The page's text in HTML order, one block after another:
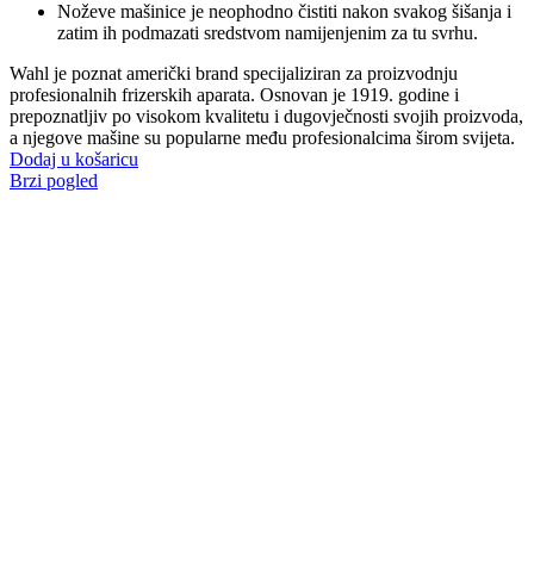
Noževe mašinice je neophodno čistiti nakon svakog šišanja i
zatim ih podmazati sredstvom namijenjenim za tu svrhu.
Wahl je poznat američki brand specijaliziran za proizvodnju
profesionalnih frizerskih aparata. Osnovan je 1919. godine i
prepoznatljiv po visokom kvalitetu i dugovječnosti svojih proizvoda,
a njegove mašine su popularne među profesionalcima širom svijeta.
Dodaj u košaricu
Brzi pogled